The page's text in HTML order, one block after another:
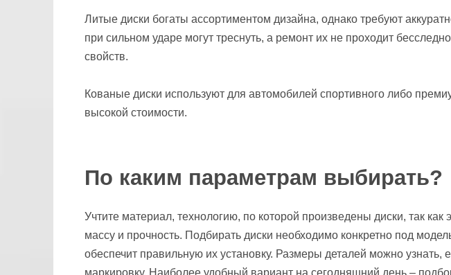
Литые диски богаты ассортиментом дизайна, однако требуют
при сильном ударе могут треснуть, а ремонт их не проходит
свойств.
Кованые диски используют для автомобилей спортивного либо
высокой стоимости.
По каким параметрам выбирать?
Учтите материал, технологию, по которой произведены диски, так как
массу и прочность. Подбирать диски необходимо конкретно под
обеспечит правильную их установку. Размеры деталей можно узнать,
маркировку. Наиболее удобный вариант на сегодняшний день –